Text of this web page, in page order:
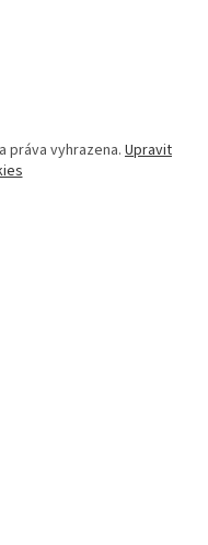
práva vyhrazena. Upravit